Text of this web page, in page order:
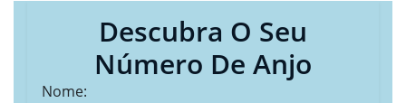
Descubra O Seu
Número De Anjo
Nome: